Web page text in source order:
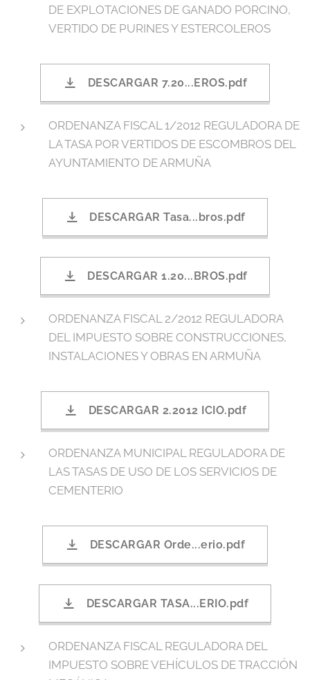
DE EXPLOTACIONES DE GANADO PORCINO,
VERTIDO DE PURINES Y ESTERCOLEROS
DESCARGAR 7.20...EROS.pdf
ORDENANZA FISCAL 1/2012 REGULADORA DE
LA TASA POR VERTIDOS DE ESCOMBROS DEL
AYUNTAMIENTO DE ARMUÑA
DESCARGAR Tasa...bros.pdf
DESCARGAR 1.20...BROS.pdf
ORDENANZA FISCAL 2/2012 REGULADORA
DEL IMPUESTO SOBRE CONSTRUCCIONES,
INSTALACIONES Y OBRAS EN ARMUÑA
DESCARGAR 2.2012 ICIO.pdf
ORDENANZA MUNICIPAL REGULADORA DE
LAS TASAS DE USO DE LOS SERVICIOS DE
CEMENTERIO
DESCARGAR Orde...erio.pdf
DESCARGAR TASA...ERIO.pdf
ORDENANZA FISCAL REGULADORA DEL
IMPUESTO SOBRE VEHÍCULOS DE TRACCIÓN